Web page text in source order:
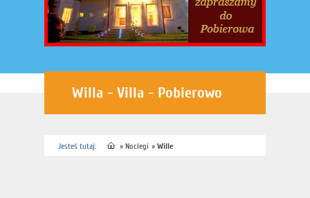
Willa - Villa - Pobierowo
Jesteś tutaj: » Noclegi » Wille